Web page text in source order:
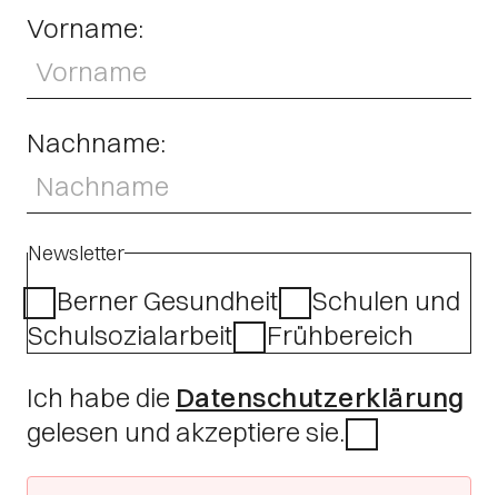
Vorname:
Nachname:
Newsletter
Berner Gesundheit
Schulen und
Schulsozialarbeit
Frühbereich
Ich habe die Datenschutzerklärung
gelesen und akzeptiere sie.